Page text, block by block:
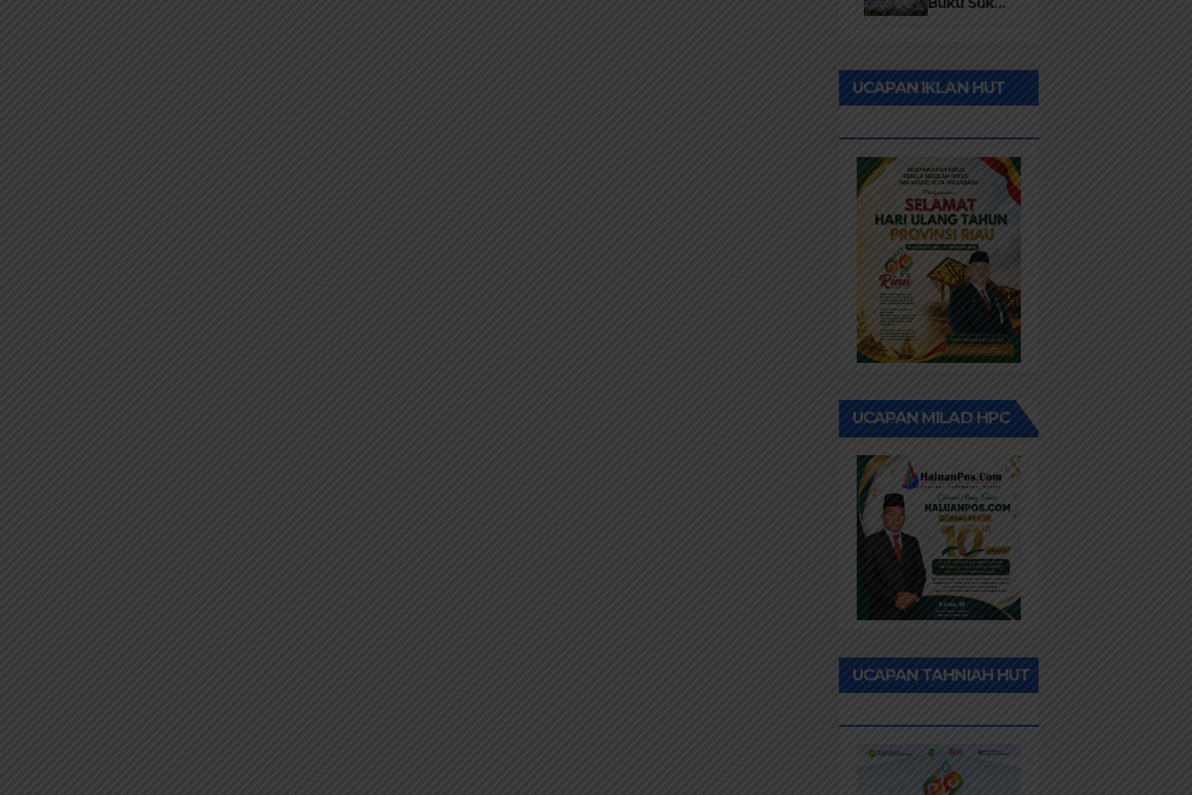
Buku Suku
Merawat
Identitas
Kepastian
Hukum
Masyarakat
Adat
UCAPAN IKLAN HUT
UCAPAN MILAD HPC
UCAPAN TAHNIAH HUT